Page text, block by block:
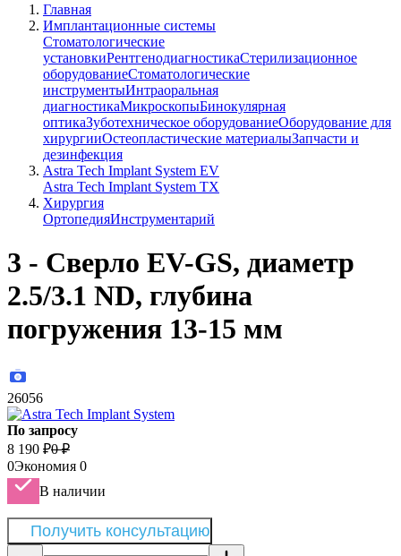
Главная
Имплантационные системы
Стоматологические
установкиРентгенодиагностикаСтерилизационное
оборудованиеСтоматологические
инструментыИнтраоральная
диагностикаМикроскопыБинокулярная
оптикаЗуботехническое оборудованиеОборудование для
хирургииОстеопластические материалыЗапчасти и
дезинфекция
Astra Tech Implant System EV
Astra Tech Implant System TX
Хирургия
ОртопедияИнструментарий
3 - Сверло EV-GS, диаметр
2.5/3.1 ND, глубина
погружения 13-15 мм
26056
По запросу
8 190 ₽0 ₽
0Экономия 0
В наличии
Получить консультацию